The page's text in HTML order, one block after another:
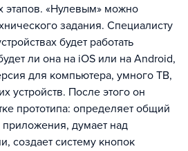
этапов. «Нулевым» можно
задания. Специалисту
будет работать
ли она на iOS или на Android,
для компьютера, умного ТВ,
устройств. После этого он
прототипа: определяет общий
думает над
создает систему кнопок